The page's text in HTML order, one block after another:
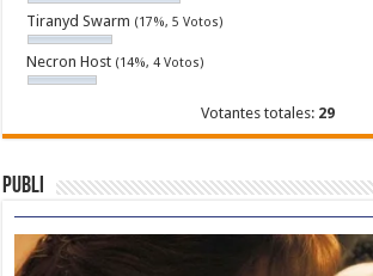
Tiranyd Swarm (17%, 5 Votos)
Necron Host (14%, 4 Votos)
Votantes totales: 29
Publi